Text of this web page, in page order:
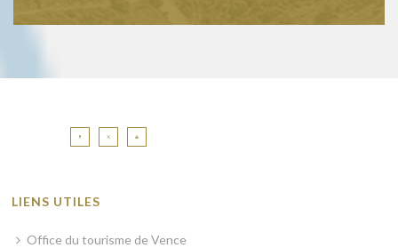
LIENS UTILES
Office du tourisme de Vence